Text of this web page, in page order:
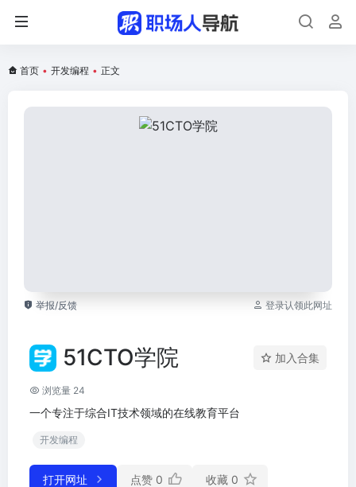
首页 • 开发编程 • 正文
举报/反馈 登录认领此网址
51CTO学院 加入合集
浏览量 24
一个专注于综合IT技术领域的在线教育平台
开发编程
打开网址 点赞 0 收藏 0